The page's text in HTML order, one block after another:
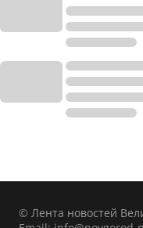
© Лента новостей